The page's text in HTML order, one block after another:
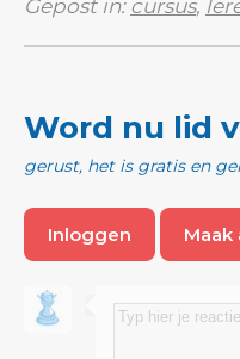
Gepost in: cursus,
Word nu lid
gerust, het is gratis en
Inloggen Maak